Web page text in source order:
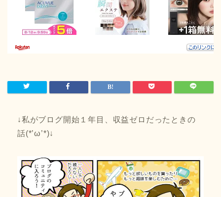
↓私がブログ開始１年目、収益ゼロだったときの
話(*’ω’*)↓